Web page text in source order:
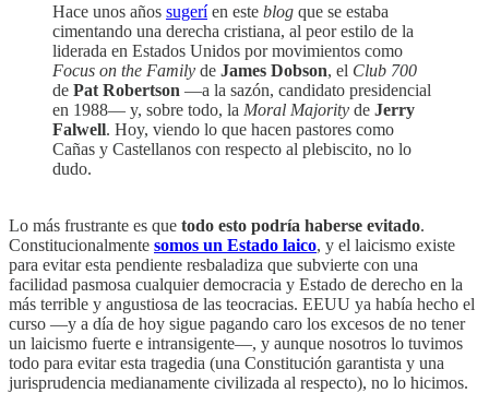
Hace unos años sugeríen este blog que se estaba
cimentando una derecha cristiana, al peor estilo de la
liderada en Estados Unidos por movimientos como
Focus on the Family de James Dobson, el Club 700
de Pat Robertson —a la sazón, candidato presidencial
en 1988— y, sobre todo, la Moral Majority de Jerry
Falwell. Hoy, viendo lo que hacen pastores como
Cañas y Castellanos con respecto al plebiscito, no lo
dudo.
Lo más frustrante es que todo esto podría haberse evitado.
Constitucionalmente somos un Estado laico, y el laicismo existe
para evitar esta pendiente resbaladiza que subvierte con una
facilidad pasmosa cualquier democracia y Estado de derecho en la
más terrible y angustiosa de las teocracias. EEUU ya había hecho el
curso —y a día de hoy sigue pagando caro los excesos de no tener
un laicismo fuerte e intransigente—, y aunque nosotros lo tuvimos
todo para evitar esta tragedia (una Constitución garantista y una
jurisprudencia medianamente civilizada al respecto), no lo hicimos.